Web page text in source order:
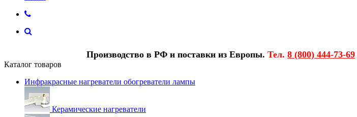
Производство в РФ и поставки из Европы. Тел. 8 (800) 444-73-69
Каталог товаров
Инфракрасные нагреватели обогреватели лампы
Керамические нагреватели